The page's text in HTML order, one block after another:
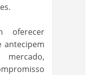
oferecer
antecipem